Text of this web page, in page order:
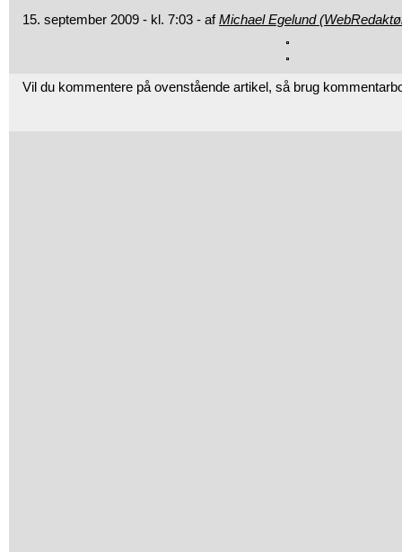
15. september 2009 - kl. 7:03 - afMichael Egelund
Vil du kommentere på ovenstående artikel, så brug